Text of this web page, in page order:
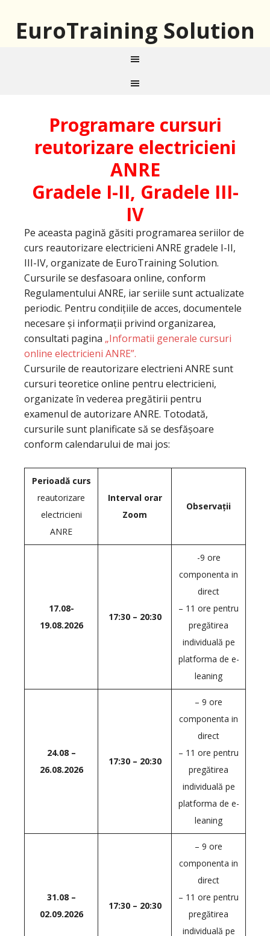
EuroTraining Solution
Programare cursuri
reutorizare electricieni
ANRE
Gradele I-II, Gradele III-
IV
Pe aceasta pagină găsiti programarea seriilor de
curs reautorizare electricieni ANRE gradele I-II,
III-IV, organizate de EuroTraining Solution.
Cursurile se desfasoara online, conform
Regulamentului ANRE, iar seriile sunt actualizate
periodic. Pentru condițiile de acces, documentele
necesare și informații privind organizarea,
consultati pagina „Informatii generale cursuri
online electricieni ANRE”.
Cursurile de reautorizare electrieni ANRE sunt
cursuri teoretice online pentru electricieni,
organizate în vederea pregătirii pentru
examenul de autorizare ANRE. Totodată,
cursurile sunt planificate să se desfășoare
conform calendarului de mai jos:
Perioadă curs
reautorizare
electricieni
ANRE
Interval orar
Zoom
Observații
17.08-
19.08.2026
17:30 – 20:30
-9 ore
componenta in
direct
– 11 ore pentru
pregătirea
individuală pe
platforma de e-
leaning
24.08 –
26.08.2026
17:30 – 20:30
– 9 ore
componenta in
direct
– 11 ore pentru
pregătirea
individuală pe
platforma de e-
leaning
31.08 –
02.09.2026
17:30 – 20:30
– 9 ore
componenta in
direct
– 11 ore pentru
pregătirea
individuală pe